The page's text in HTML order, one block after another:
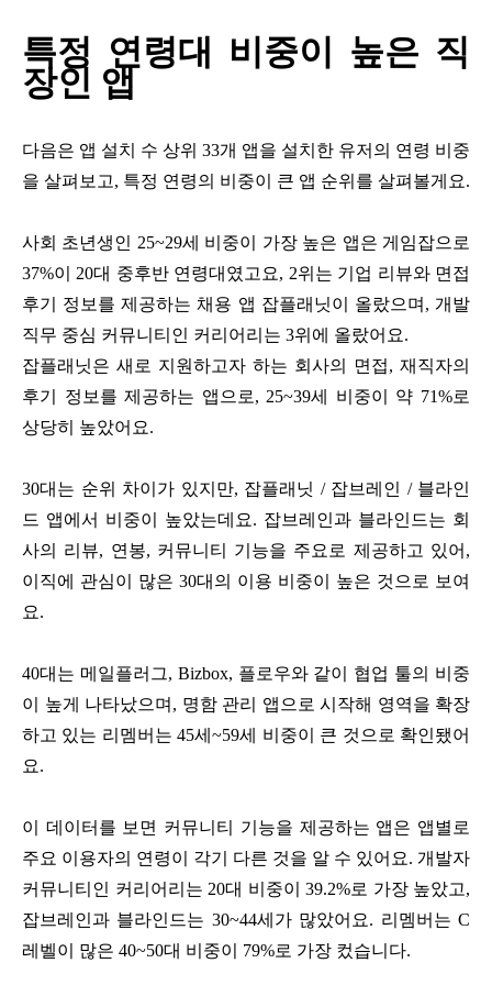
특정 연령대 비중이 높은 직
장인 앱
다음은 앱 설치 수 상위 33개 앱을 설치한 유저의 연령 비중
을 살펴보고, 특정 연령의 비중이 큰 앱 순위를 살펴볼게요.
사회 초년생인 25~29세 비중이 가장 높은 앱은 게임잡으로
37%이 20대 중후반 연령대였고요, 2위는 기업 리뷰와 면접
후기 정보를 제공하는 채용 앱 잡플래닛이 올랐으며 ,개발
직무 중심 커뮤니티인 커리어리는 3위에 올랐어요.
잡플래닛은 새로 지원하고자 하는 회사의 면접, 재직자의
후기 정보를 제공하는 앱으로, 25~39세 비중이 약 71%로
상당히 높았어요.
30대는 순위 차이가 있지만, 잡플래닛 / 잡브레인 / 블라인
드 앱에서 비중이 높았는데요. 잡브레인과 블라인드는 회
사의 리뷰, 연봉, 커뮤니티 기능을 주요로 제공하고 있어 ,
이직에 관심이 많은 30대의 이용 비중이 높은 것으로 보여
요.
40대는 메일플러그, Bizbox, 플로우와 같이 협업 툴의 비중
이 높게 나타났으며 , 명함 관리 앱으로 시작해 영역을 확장
하고 있는 리멤버는45세~59세 비중이 큰 것으로 확인됐어
요.
이 데이터를 보면 커뮤니티 기능을 제공하는 앱은 앱별로
주요 이용자의 연령이 각기 다른 것을 알 수 있어요. 개발자
커뮤니티인 커리어리는 20대 비중이 39.2%로 가장 높았고,
잡브레인과 블라인드는 30~44세가 많았어요. 리멤버는 C
레벨이 많은 40~50대 비중이 79%로 가장 컸습니다.